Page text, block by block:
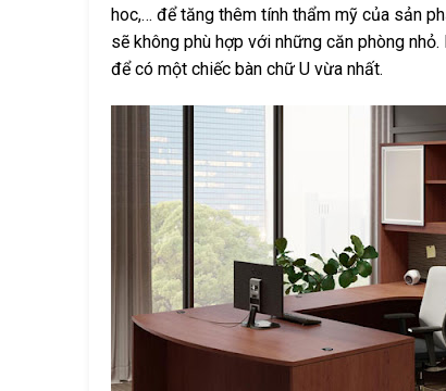
hoc,… để tăng thêm tính thẩm mỹ của sản
sẽ không phù hợp với những căn phòng
để có một chiếc bàn chữ U vừa nhất.